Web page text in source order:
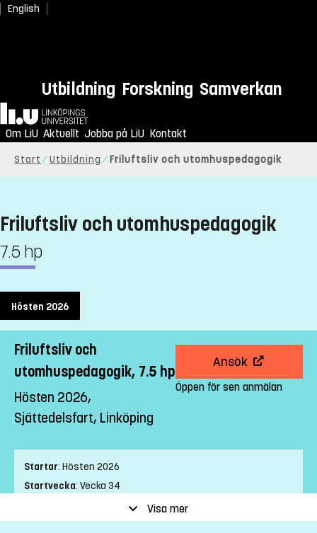
English
Utbildning Forskning Samverkan
Hem
Om LiU Aktuellt Jobba på LiU Kontakt
Start Utbildning Friluftsliv och utomhuspedagogik
Friluftsliv och utomhuspedagogik
7.5 hp
Hösten 2026
Friluftsliv och
utomhuspedagogik, 7.5 hp
Hösten 2026,
Sjättedelsfart, Linköping
Ansök
Öppen för sen anmälan
Startar: Hösten 2026
Startvecka: Vecka 34
Ort:Linköping
Visa mer